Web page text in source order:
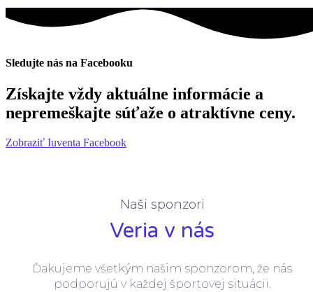
Sledujte nás na Facebooku
Získajte vždy aktuálne informácie a
nepremeškajte súťaže o atraktívne ceny.
Zobraziť Iuventa Facebook
Naši sponzori
Veria v nás
Ďakujeme všetkým našim sponzorom, že nás
podporujú v každej športovej situácii.